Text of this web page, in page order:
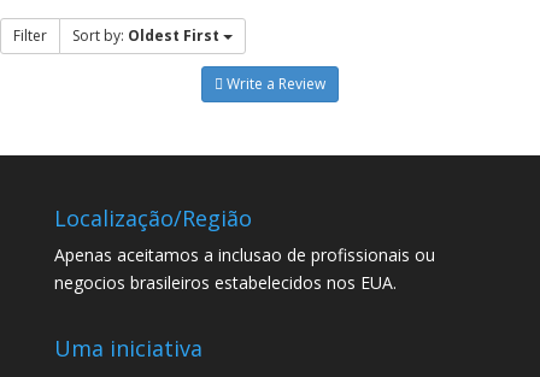
Filter Sort by: Oldest First
Write a Review
Localização/Região
Apenas aceitamos a inclusao de profissionais ou
negocios brasileiros estabelecidos nos EUA.
Uma iniciativa